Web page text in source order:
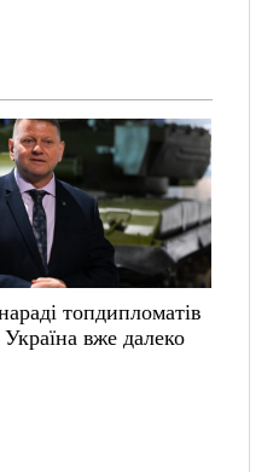
топдипломатів
вже далеко